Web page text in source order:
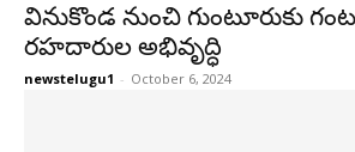
వినుకొండ నుంచి గుంటూరుకు
రహదారుల అభివృద్ధి
newstelugu1 - October 6, 2024